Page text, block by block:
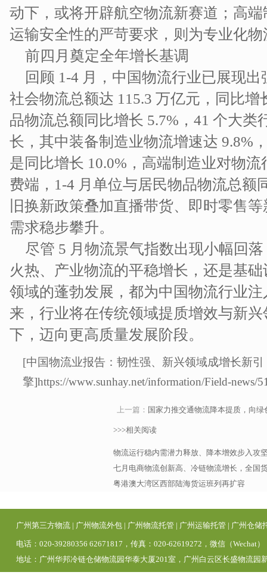
动下，或将开辟航空物流新赛道；高
运输安全性的严苛要求，则为专业化
前四月奠定全年增长基调​
回顾 1-4 月，中国物流行业已展现
社会物流总额达 115.3 万亿元，同比增
品物流总额同比增长 5.7%，41 个大类
长，其中装备制造业物流增速达 9.8%
是同比增长 10.0%，高端制造业对物
费端，1-4 月单位与居民物品物流总额
旧换新政策叠加直播带货、即时零售
需求稳步攀升。​
尽管 5 月物流景气指数出现小幅回
火热、产业物流的平稳增长，还是基
领域的蓬勃发展，都为中国物流行业
来，行业将在传统领域提质增效与新
下，迈向更高质量发展阶段。
[中国物流业报告：韧性强、新兴领域成增长新引
擎]https://www.sunhay.net/information/Field-news/
上一篇： 国家力推交通物流降本提质，向绿
>>>相关阅读
物流运行稳内需潜力释放、降本增效步入攻
七月电商物流创新高、冷链物流增长，全国
粤港澳大湾区西部陆海货运班列再扩容
广州第三方物流 | 广州物流外包 | 广州物流托管 | 广州运输托管 | 广州仓储
电话：020-39280356 62671817，传真：020-62619272，微信（Wechat
地址：广州华邦冷链仓储物流园华泰大厦201室，广州白云区长盛物流园